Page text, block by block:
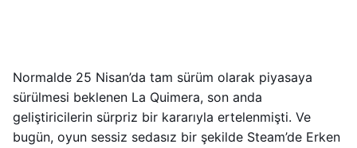
Normalde 25 Nisan’da tam sürüm olarak piyasaya
sürülmesi beklenen La Quimera, son anda
geliştiricilerin sürpriz bir kararıyla ertelenmişti. Ve
bugün, oyun sessiz sedasız bir şekilde Steam’de Erken